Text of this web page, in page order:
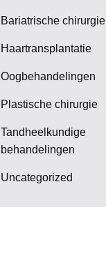
Bariatrische chirurgie
Haartransplantatie
Oogbehandelingen
Plastische chirurgie
Tandheelkundige
behandelingen
Uncategorized